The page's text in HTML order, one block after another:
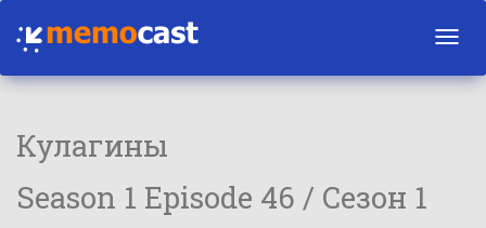
Кулагины
Season 1 Episode 46 / Сезон 1